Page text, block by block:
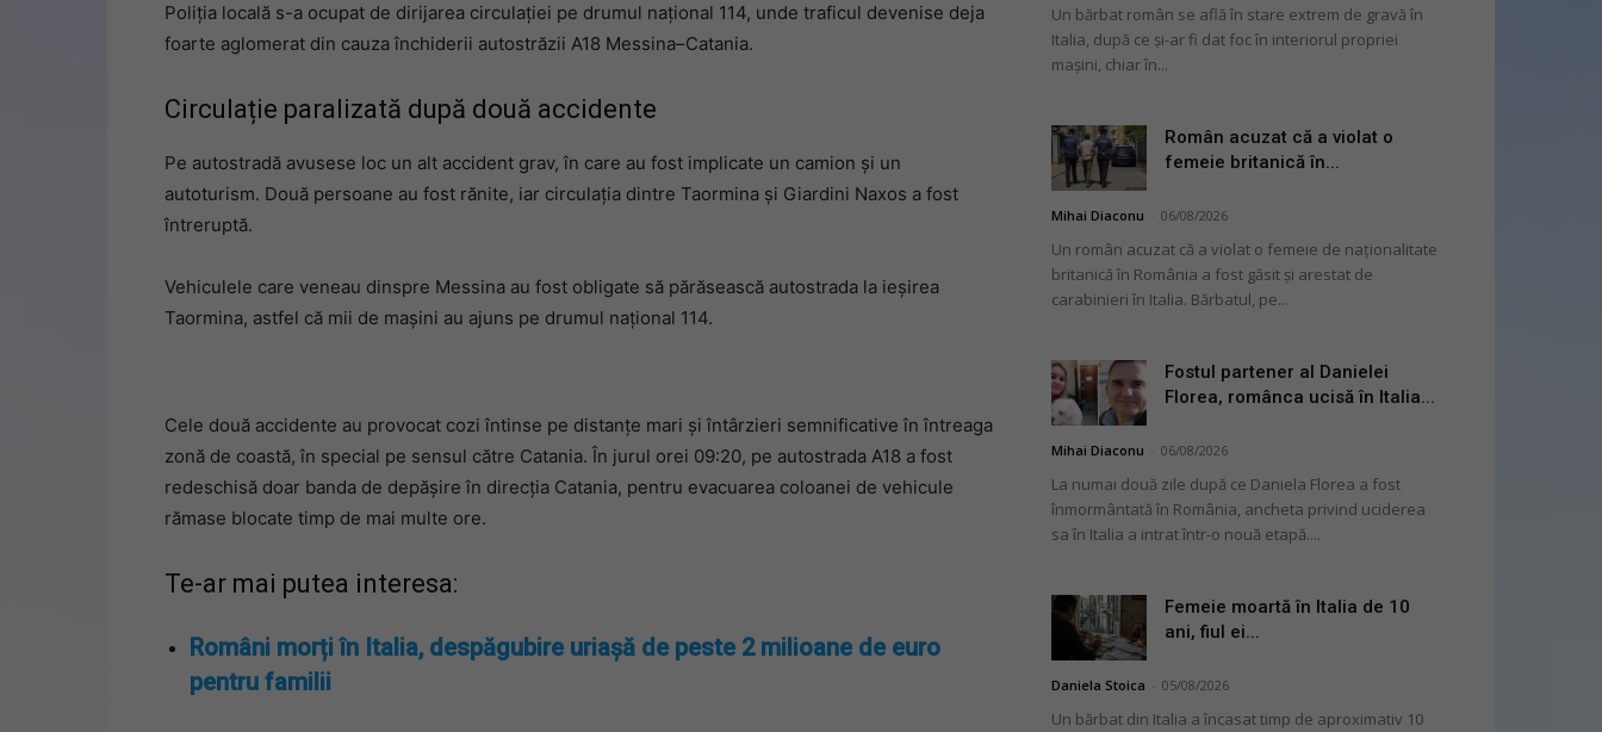
Poliția locală s-a ocupat de dirijarea circulației pe drumul național 114, unde traficul devenise deja
foarte aglomerat din cauza închiderii autostrăzii A18 Messina–Catania.
Circulație paralizată după două accidente
Pe autostradă avusese loc un alt accident grav, în care au fost implicate un camion și un
autoturism. Două persoane au fost rănite, iar circulația dintre Taormina și Giardini Naxos a fost
întreruptă.
Vehiculele care veneau dinspre Messina au fost obligate să părăsească autostrada la ieșirea
Taormina, astfel că mii de mașini au ajuns pe drumul național 114.
Cele două accidente au provocat cozi întinse pe distanțe mari și întârzieri semnificative în întreaga
zonă de coastă, în special pe sensul către Catania. În jurul orei 09:20, pe autostrada A18 a fost
redeschisă doar banda de depășire în direcția Catania, pentru evacuarea coloanei de vehicule
rămase blocate timp de mai multe ore.
Te-ar mai putea interesa:
Români morți în Italia, despăgubire uriașă de peste 2 milioane de euro
pentru familii
Un bărbat român se află în stare extrem de gravă în
Italia, după ce și-ar fi dat foc în interiorul propriei
mașini, chiar în...
Român acuzat că a violat o
femeie britanică în...
Mihai Diaconu 06/08/2026
Un român acuzat că a violat o femeie de naționalitate
britanică în România a fost găsit și arestat de
carabinieri în Italia. Bărbatul, pe...
Fostul partener al Danielei
Florea, românca ucisă în Italia...
Mihai Diaconu 06/08/2026
La numai două zile după ce Daniela Florea a fost
înmormântată în România, ancheta privind uciderea
sa în Italia a intrat într-o nouă etapă....
Femeie moartă în Italia de 10
ani, fiul ei...
Daniela Stoica 05/08/2026
Un bărbat din Italia a încasat timp de aproximativ 10